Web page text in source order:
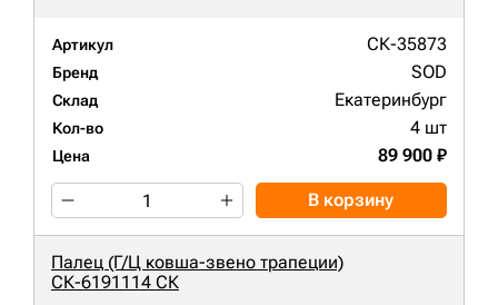
Артикул СК-35873
Бренд SOD
Склад Екатеринбург
Кол-во 4 шт
Цена 89 900 ₽
В корзину
Палец (Г/Ц ковша-звено трапеции)
СК-6191114 СК